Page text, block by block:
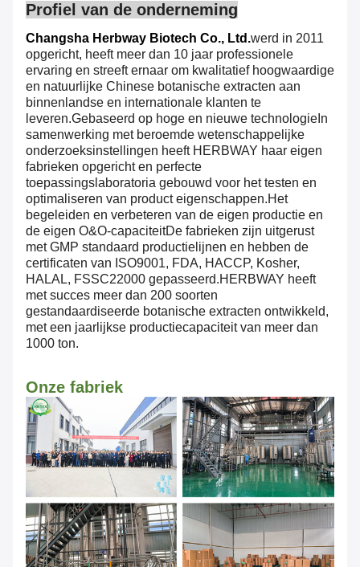
Profiel van de onderneming
Changsha Herbway Biotech Co., Ltd.werd in 2011
opgericht, heeft meer dan 10 jaar professionele
ervaring en streeft ernaar om kwalitatief hoogwaardige
en natuurlijke Chinese botanische extracten aan
binnenlandse en internationale klanten te
leveren.Gebaseerd op hoge en nieuwe technologieIn
samenwerking met beroemde wetenschappelijke
onderzoeksinstellingen heeft HERBWAY haar eigen
fabrieken opgericht en perfecte
toepassingslaboratoria gebouwd voor het testen en
optimaliseren van product eigenschappen.Het
begeleiden en verbeteren van de eigen productie en
de eigen O&O-capaciteitDe fabrieken zijn uitgerust
met GMP standaard productielijnen en hebben de
certificaten van ISO9001, FDA, HACCP, Kosher,
HALAL, FSSC22000 gepasseerd.HERBWAY heeft
met succes meer dan 200 soorten
gestandaardiseerde botanische extracten ontwikkeld,
met een jaarlijkse productiecapaciteit van meer dan
1000 ton.
Onze fabriek